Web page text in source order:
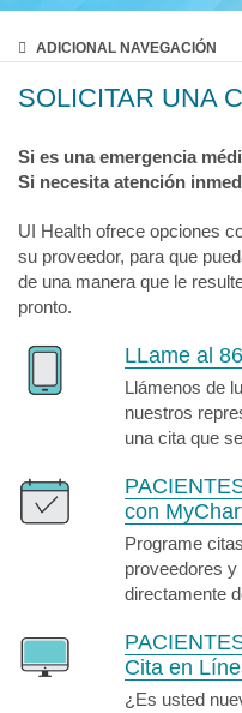
ADICIONAL NAVEGACIÓN
SOLICITAR UNA
Si es una emergencia
Si necesita atención
UI Health ofrece opciones
su proveedor, para que
de una manera que le
pronto.
LLame al
Llámenos de
nuestros
una cita que
con
Programe
proveedores
directamente
Cita en
¿Es usted